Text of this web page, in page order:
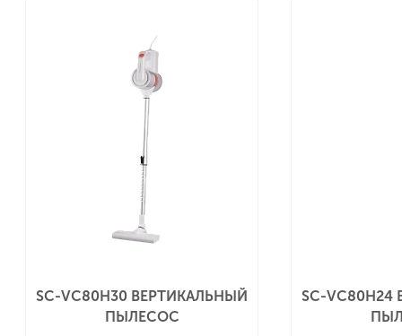
SC-VC80H30 ВЕРТИКАЛЬНЫЙ
ПЫЛЕСОС
SC-